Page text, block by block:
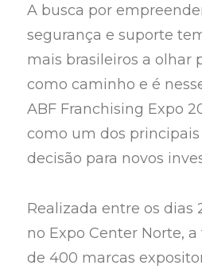
A busca por
segurança e suporte
mais brasileiros a olhar
como caminho e é
ABF Franchising Expo
como um dos
decisão para novos
Realizada entre os dias
no Expo Center Norte,
de 400 marcas